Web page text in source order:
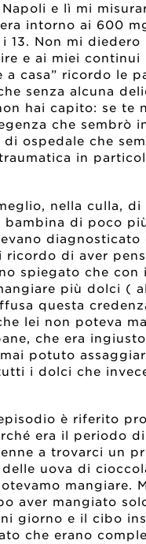
e lì mi
intorno ai 600
i 13. Non mi diedero
e ai miei continui
a casa” ricordo le
senza alcuna
hai capito: se te
che sembrò
ospedale che
in
nella culla, di
bambina di poco
diagnosticato
ricordo di aver
spiegato che con
più dolci (
questa
lei non poteva
che era
potuto
i dolci che
è riferito
era il periodo di
a trovarci un
uova di
mangiare.
aver mangiato
giorno e il cibo
che erano